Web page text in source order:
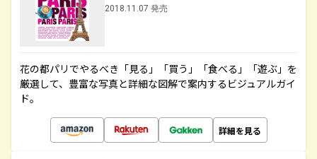
2018.11.07 発売
花の都パリでやるべき「見る」「買う」「食べる」「遊ぶ」を
厳選して、豊富な写真と詳細な図解で案内するビジュアルガイ
ド。
詳細を見る